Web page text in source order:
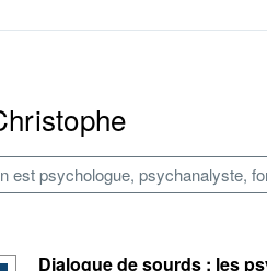
est psychologue, psychanalyste,
Dialogue de sourds : les